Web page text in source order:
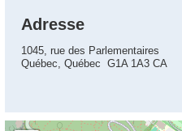
Adresse
1045, rue des Parlementaires
Québec, Québec G1A 1A3 CA